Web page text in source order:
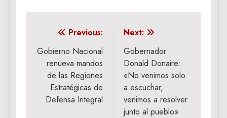
Navegación
de
entradas
Previous:
Gobierno Nacional
renueva mandos
de las Regiones
Estratégicas de
Defensa Integral
Next:
Gobernador
Donald Donaire:
«No venimos solo
a escuchar,
venimos a resolver
junto al pueblo»